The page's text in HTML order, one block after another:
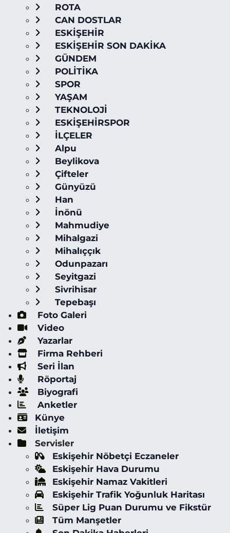
ROTA
CAN DOSTLAR
ESKİŞEHİR
ESKİŞEHİR SON DAKİKA
GÜNDEM
POLİTİKA
SPOR
YAŞAM
TEKNOLOJİ
ESKİŞEHİRSPOR
İLÇELER
Alpu
Beylikova
Çifteler
Günyüzü
Han
İnönü
Mahmudiye
Mihalgazi
Mihalıççık
Odunpazarı
Seyitgazi
Sivrihisar
Tepebaşı
Foto Galeri
Video
Yazarlar
Firma Rehberi
Seri İlan
Röportaj
Biyografi
Anketler
Künye
İletişim
Servisler
Eskişehir Nöbetçi Eczaneler
Eskişehir Hava Durumu
Eskişehir Namaz Vakitleri
Eskişehir Trafik Yoğunluk Haritası
Süper Lig Puan Durumu ve Fikstür
Tüm Manşetler